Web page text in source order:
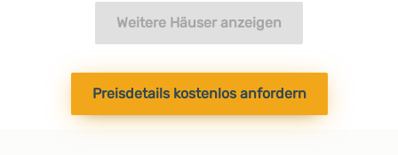
Weitere Häuser anzeigen
Preisdetails kostenlos anfordern